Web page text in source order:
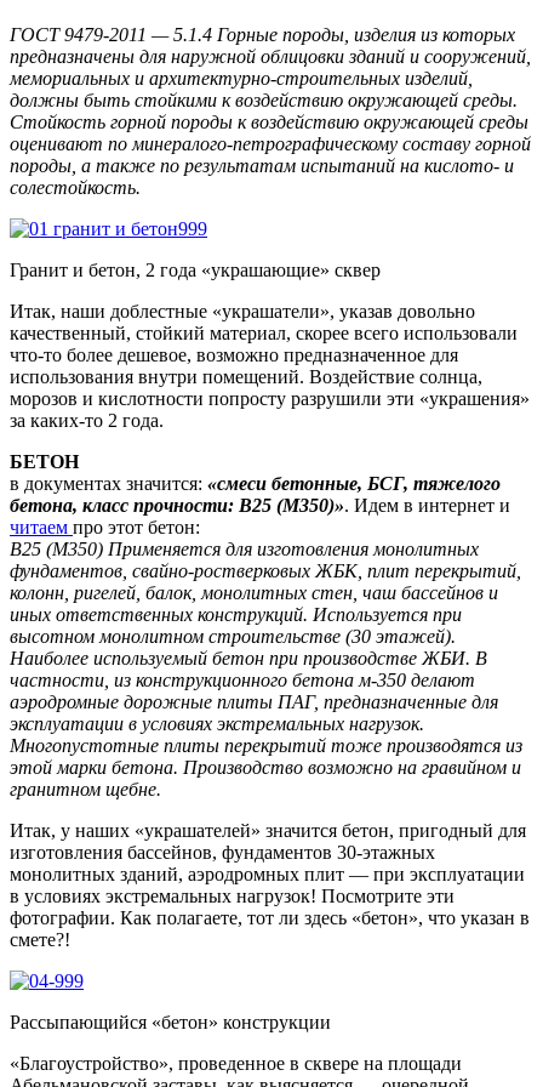
ГОСТ 9479-2011 — 5.1.4 Горные породы, изделия из которых
предназначены для наружной облицовки зданий и сооружений,
мемориальных и архитектурно-строительных изделий,
должны быть стойкими к воздействию окружающей среды.
Стойкость горной породы к воздействию окружающей среды
оценивают по минералого-петрографическому составу горной
породы, а также по результатам испытаний на кислото- и
солестойкость.
Гранит и бетон, 2 года «украшающие» сквер
Итак, наши доблестные «украшатели», указав довольно
качественный, стойкий материал, скорее всего использовали
что-то более дешевое, возможно предназначенное для
использования внутри помещений. Воздействие солнца,
морозов и кислотности попросту разрушили эти «украшения»
за каких-то 2 года.
БЕТОН
в документах значится: «смеси бетонные, БСГ, тяжелого
бетона, класс прочности: В25 (М350)». Идем в интернет и
читаем про этот бетон:
B25 (М350) Применяется для изготовления монолитных
фундаментов, свайно-ростверковых ЖБК, плит перекрытий,
колонн, ригелей, балок, монолитных стен, чаш бассейнов и
иных ответственных конструкций. Используется при
высотном монолитном строительстве (30 этажей).
Наиболее используемый бетон при производстве ЖБИ. В
частности, из конструкционного бетона м-350 делают
аэродромные дорожные плиты ПАГ, предназначенные для
эксплуатации в условиях экстремальных нагрузок.
Многопустотные плиты перекрытий тоже производятся из
этой марки бетона. Производство возможно на гравийном и
гранитном щебне.
Итак, у наших «украшателей» значится бетон, пригодный для
изготовления бассейнов, фундаментов 30-этажных
монолитных зданий, аэродромных плит — при эксплуатации
в условиях экстремальных нагрузок! Посмотрите эти
фотографии. Как полагаете, тот ли здесь «бетон», что указан в
смете?!
Рассыпающийся «бетон» конструкции
«Благоустройство», проведенное в сквере на площади